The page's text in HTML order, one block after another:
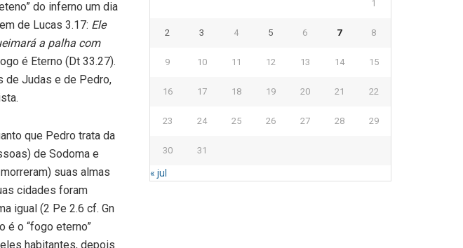
do inferno um dia
de Lucas 3.17: Ele
a palha com
é Eterno (Dt 33.27).
de Judas e de Pedro,
que Pedro trata da
de Sodoma e
suas almas
cidades foram
igual (2 Pe 2.6 cf. Gn
é o “fogo eterno”
habitantes, depois
1
2 3 4 5 6 7 8
9 10 11 12 13 14 15
16 17 18 19 20 21 22
23 24 25 26 27 28 29
30 31
« jul